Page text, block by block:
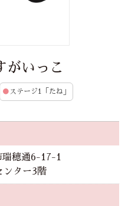
がいっこ
● ステージ1「たね」
穂通6-17-1
ンター3階